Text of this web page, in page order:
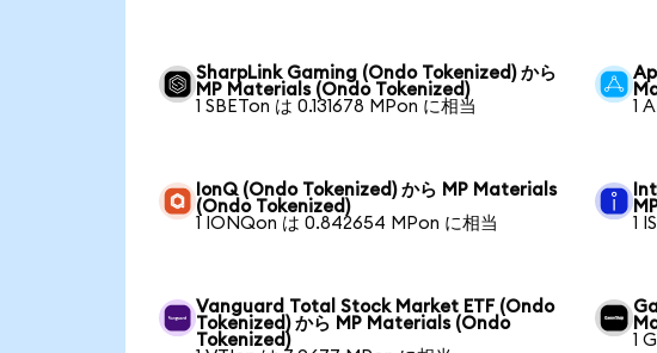
SharpLink Gaming (Ondo Tokenized) から
MP Materials (Ondo Tokenized)
1 SBETon は 0.131678 MPon に相当
1
IonQ (Ondo Tokenized) から MP Materials
(Ondo Tokenized)
1 IONQon は 0.842654 MPon に相当
1
Vanguard Total Stock Market ETF (Ondo
Tokenized) から MP Materials (Ondo
Tokenized)
1